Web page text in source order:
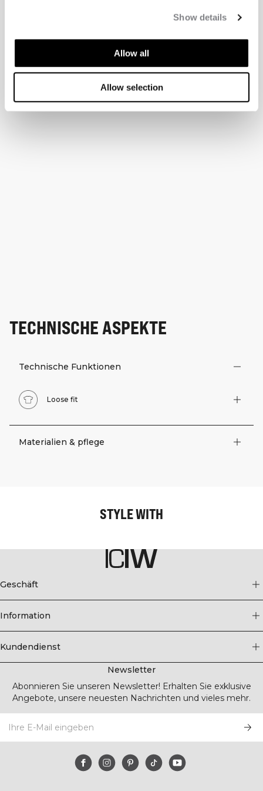
Show details
Allow all
Allow selection
TECHNISCHE ASPEKTE
Technische Funktionen
Loose fit
Materialien & pflege
STYLE WITH
Geschäft
Information
Kundendienst
Newsletter
Abonnieren Sie unseren Newsletter! Erhalten Sie exklusive
Angebote, unsere neuesten Nachrichten und vieles mehr.